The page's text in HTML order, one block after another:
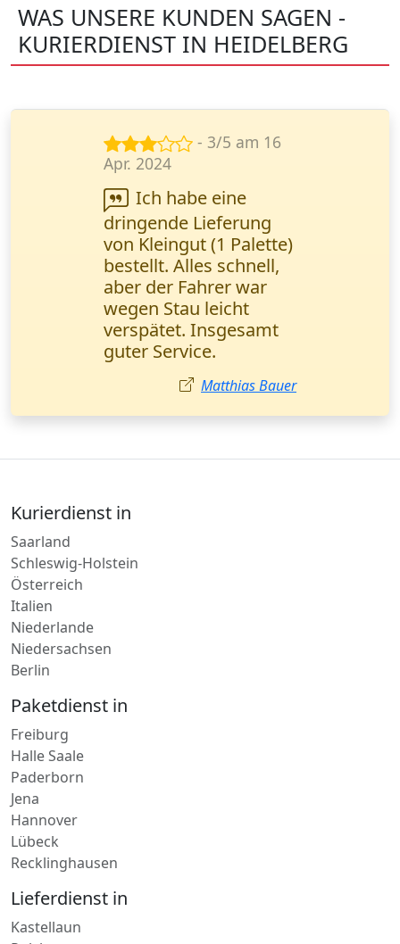
WAS UNSERE KUNDEN SAGEN -
KURIERDIENST IN HEIDELBERG
- 5/5 am 26
März 2024
Wanderfalke Kurier
hat meinen Tag
gerettet! Wichtige
Verträge wurden in 2
Stunden direkt ins
Büro geliefert. Alles
perfekt und schnell!
Anna Schmidt
Saarland
Schleswig-Holstein
Österreich
Italien
Niederlande
Niedersachsen
Berlin
Paketdienst in
Freiburg
Halle Saale
Paderborn
Jena
Hannover
Lübeck
Recklinghausen
Lieferdienst in
Kastellaun
Polch